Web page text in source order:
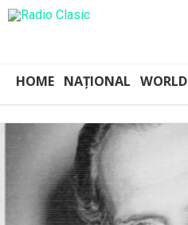
HOME NAȚIONAL WORLD